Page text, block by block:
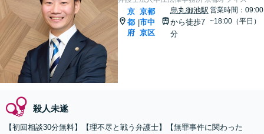
京
都
府
|
京都
市中
京区
烏丸御池駅
から徒歩7
分
営業時間：09:00
~18:00（平日）
殺人未遂
【初回相談30分無料】【理不尽と戦う弁護士】【無罪事件に関わった